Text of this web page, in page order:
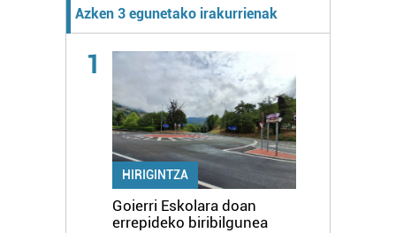
Azken 3 egunetako irakurrienak
1
HIRIGINTZA
Goierri Eskolara doan
errepideko biribilgunea